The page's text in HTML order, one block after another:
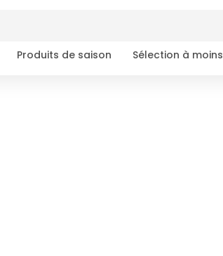
Produits de saison Sélection à